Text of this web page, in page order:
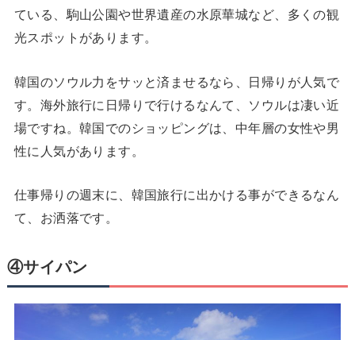
ている、駒山公園や世界遺産の水原華城など、多くの観
光スポットがあります。
韓国のソウル力をサッと済ませるなら、日帰りが人気で
す。海外旅行に日帰りで行けるなんて、ソウルは凄い近
場ですね。韓国でのショッピングは、中年層の女性や男
性に人気があります。
仕事帰りの週末に、韓国旅行に出かける事ができるなん
て、お洒落です。
④サイパン